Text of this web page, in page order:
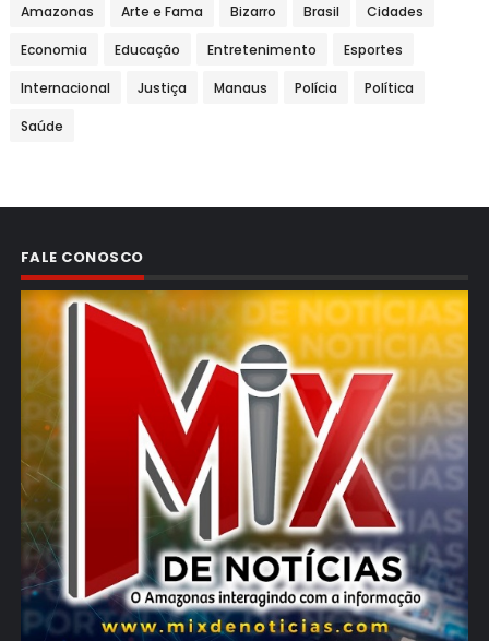
Amazonas Arte e Fama Bizarro Brasil Cidades
Economia Educação Entretenimento Esportes
Internacional Justiça Manaus Polícia Política
Saúde
FALE CONOSCO